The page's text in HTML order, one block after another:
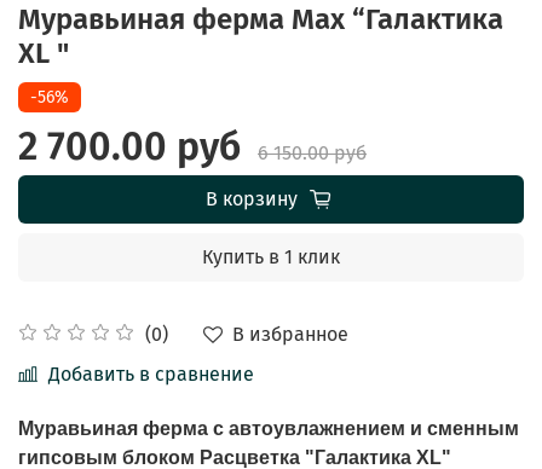
Муравьиная ферма Max “Галактика
XL "
(0)
В избранное
Добавить в сравнение
-56%
2 700.00 руб
6 150.00 руб
В корзину
Купить в 1 клик
Муравьиная ферма с автоувлажнением и сменным
гипсовым блоком Расцветка "Галактика XL"